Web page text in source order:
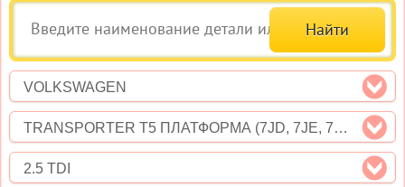
VOLKSWAGEN
TRANSPORTER T5 ПЛАТФОРМА (7JD, 7JE, 7JL, 7JY, 7JZ)
2.5 TDI